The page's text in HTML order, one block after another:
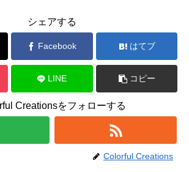
シェアする
Facebook はてブ
LINE コピー
Creationsをフォローする
Colorful Creations